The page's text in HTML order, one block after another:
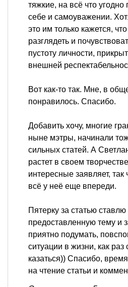
тяжкие, на всё что
себе и самоуважении.
это им только кажется,
разглядеть и
пустоту личности,
внешней
Вот как-то так. Мне, в
понравилось. Спасибо.
Добавить хочу, многие
ныне мэтры, начинали
сильных статей. А
растет в своем
интересные заявляет,
всё у неё еще впереди.
Пятерку за статью ставлю
предоставленную тему и
приятно подумать,
ситуации в жизни, как
казаться)) Спасибо,
на чтение статьи и